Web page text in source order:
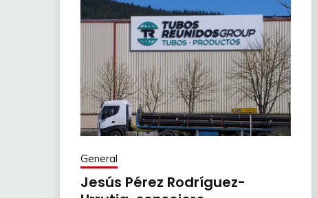
General
Jesús Pérez Rodríguez-